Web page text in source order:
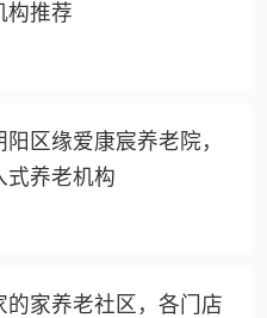
构推荐
区缘爱康宸养老院，
式养老机构
的家养老社区，各门店